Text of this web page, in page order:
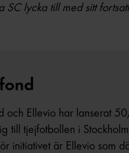
lycka till med sitt
och Ellevio har lanserat
till tjejfotbollen i
initiativet är Ellevio som